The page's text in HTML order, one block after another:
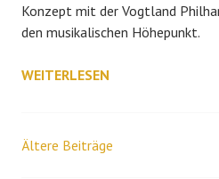
Konzept mit der Vogtland
den musikalischen Höhepunkt.
„EIN
–
WEITERLESEN
Beitrags-
Ältere Beiträge